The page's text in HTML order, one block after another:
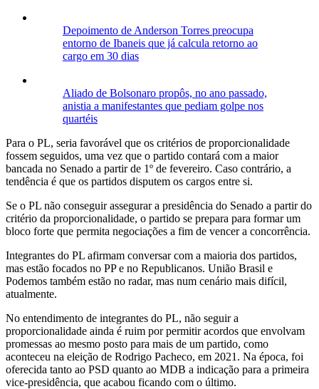
Depoimento de Anderson Torres preocupa
entorno de Ibaneis que já calcula retorno ao
cargo em 30 dias
Aliado de Bolsonaro propôs, no ano passado,
anistia a manifestantes que pediam golpe nos
quartéis
Para o PL, seria favorável que os critérios de proporcionalidade
fossem seguidos, uma vez que o partido contará com a maior
bancada no Senado a partir de 1º de fevereiro. Caso contrário, a
tendência é que os partidos disputem os cargos entre si.
Se o PL não conseguir assegurar a presidência do Senado a partir do
critério da proporcionalidade, o partido se prepara para formar um
bloco forte que permita negociações a fim de vencer a concorrência.
Integrantes do PL afirmam conversar com a maioria dos partidos,
mas estão focados no PP e no Republicanos. União Brasil e
Podemos também estão no radar, mas num cenário mais difícil,
atualmente.
No entendimento de integrantes do PL, não seguir a
proporcionalidade ainda é ruim por permitir acordos que envolvam
promessas ao mesmo posto para mais de um partido, como
aconteceu na eleição de Rodrigo Pacheco, em 2021. Na época, foi
oferecida tanto ao PSD quanto ao MDB a indicação para a primeira
vice-presidência, que acabou ficando com o último.